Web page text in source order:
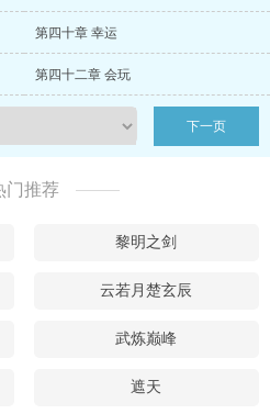
第四十章 幸运
第四十二章 会玩
下一页
门推荐
黎明之剑
云若月楚玄辰
武炼巅峰
遮天